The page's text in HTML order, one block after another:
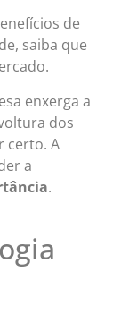
de
saiba que
enxerga a
dos
certo. A
a
.